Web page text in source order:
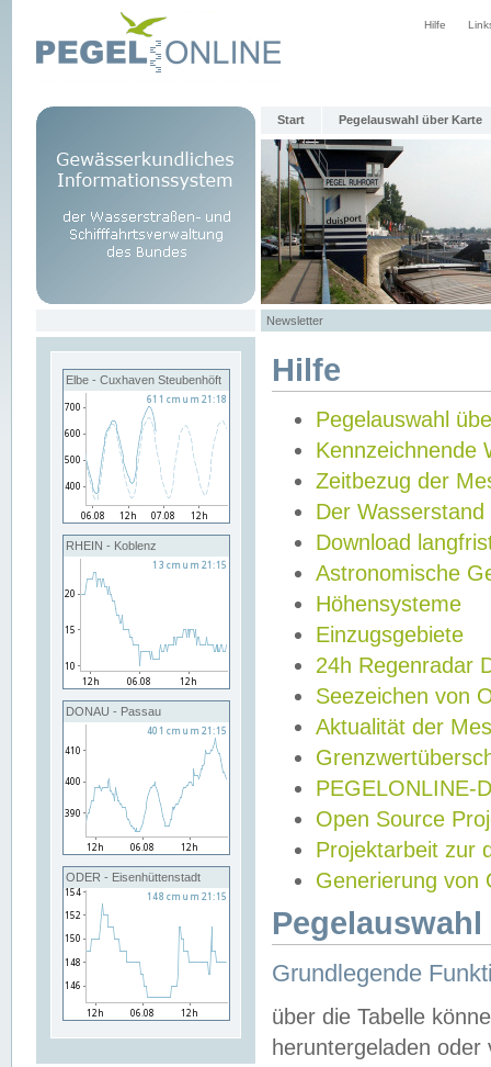
Hilfe
Start Pegelauswahl über Karte
Newsletter
Elbe - Cuxhaven Steubenhöft
RHEIN - Koblenz
DONAU - Passau
ODER - Eisenhüttenstadt
Hilfe
Pegelauswahl
Kennzeichnende
Zeitbezug der
Der Wasserstand
Download
Astronomische
Höhensysteme
Einzugsgebiete
24h Regenradar
Seezeichen von
Aktualität der
PEGELONLINE-
Open Source
Projektarbeit zur
Generierung von
Grundlegende
über die Tabelle
heruntergeladen oder